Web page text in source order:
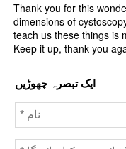
Thank you for this
dimensions of
teach us these things is
Keep it up, thank you
ایک تبصرہ چھوڑیں